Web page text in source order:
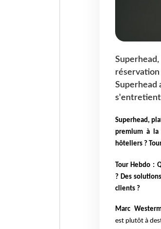
réservation
Superhead
s'entretient
Superhead,
premium à la
hôteliers ?
Tour Hebdo :
? Des
clients ?
Marc
est plutôt à